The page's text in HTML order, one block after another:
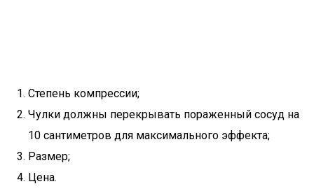
Степень компрессии;
Чулки должны перекрывать пораженный сосуд на
10 сантиметров для максимального эффекта;
Размер;
Цена.